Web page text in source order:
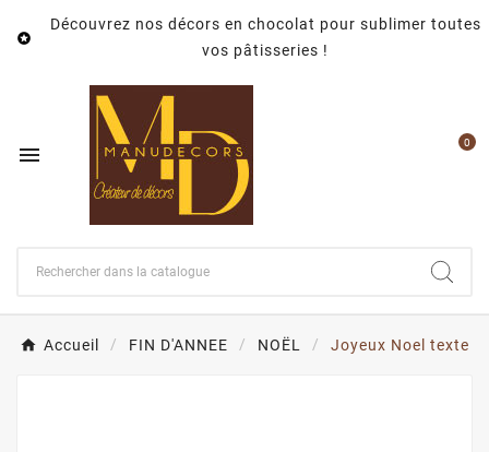

Découvrez nos décors en chocolat pour sublimer toutes
vos pâtisseries !
 0
Accueil FIN D'ANNEE NOËL Joyeux Noel texte